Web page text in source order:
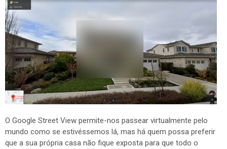
O Google Street View permite-nos passear virtualmente pelo
mundo como se estivéssemos lá, mas há quem possa preferir
que a sua própria casa não fique exposta para que todo o